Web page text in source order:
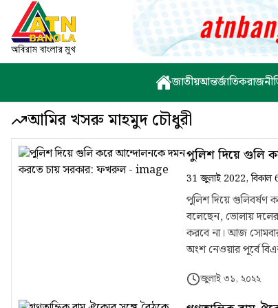
জাতীয়আন্তর্জাতিক
আমির খসরু মাহমুদ চৌধুরী
পুলিশ দিয়ে গুলি
31 জুলাই 2022, বিকাল
পুলিশ দিয়ে গুলিবর্ষণ
বলেছেন, ভোলায়
করবে না। আজ সোমবার
অংশ নেওয়ার পূর্বে বিএনপি মহাসচিব এসব কথা বলেন।
হয়েছে। শুধু আব্দুর
মহাসচিব বলেন, একটা
জুলাই ৩১, ২০২২